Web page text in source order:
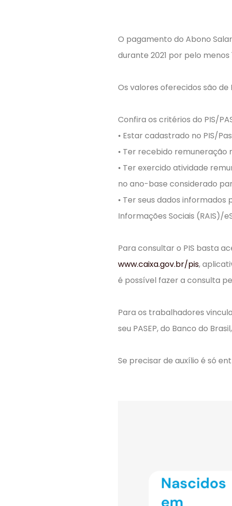
O pagamento do Abono
durante 2021 por pelo
Os valores oferecidos são de
Confira os critérios do PIS/
• Estar cadastrado no PIS/
• Ter recebido remuneração
• Ter exercido atividade
no ano-base considerado
• Ter seus dados
Informações Sociais (RAIS)/
Para consultar o PIS basta
www.caixa.gov.br/pis,
é possível fazer a consulta
Para os trabalhadores
seu PASEP, do Banco do
Se precisar de auxílio é só